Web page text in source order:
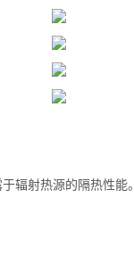
辐射热源的隔热性能。